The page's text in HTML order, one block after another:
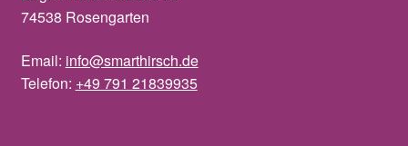
74538 Rosengarten
Email: info@smarthirsch.de
Telefon: +49 791 21839935